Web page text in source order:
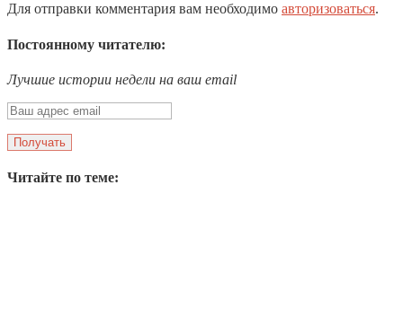
Для отправки комментария вам необходимо авторизоваться.
Постоянному читателю:
Лучшие истории недели на ваш email
Читайте по теме: